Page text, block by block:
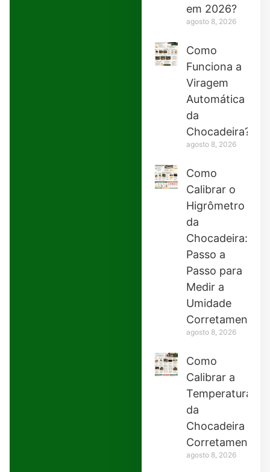
em 2026?
agosto 8, 2026
Como
Funciona a
Viragem
Automática
da
Chocadeira?
agosto 8, 2026
Como
Calibrar o
Higrômetro
da
Chocadeira:
Passo a
Passo para
Medir a
Umidade
Corretamente
agosto 8, 2026
Como
Calibrar a
Temperatura
da
Chocadeira
Corretamente
agosto 8, 2026